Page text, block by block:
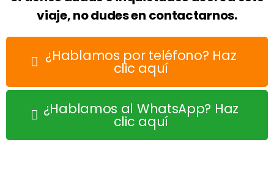
viaje, no dudes en contactarnos.
¿Hablamos por teléfono? Haz
clic aquí
¿Hablamos al WhatsApp? Haz
clic aquí